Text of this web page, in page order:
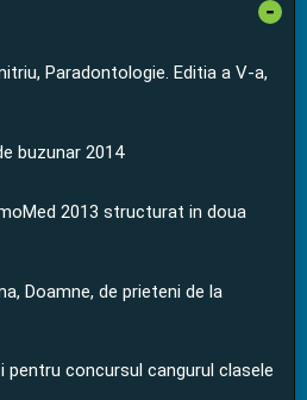
-
Paradontologie. Editia a V-a,
buzunar 2014
2013 structurat in doua
Doamne, de prieteni de la
pentru concursul cangurul clasele